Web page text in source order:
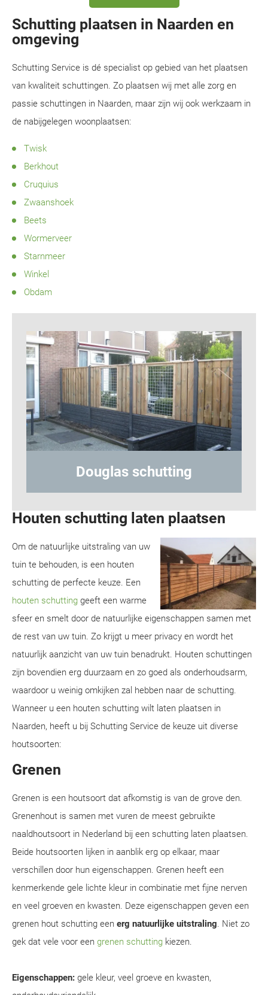
Schutting plaatsen in Naarden en
omgeving
Schutting Service is dé specialist op gebied van het plaatsen
van kwaliteit schuttingen. Zo plaatsen wij met alle zorg en
passie schuttingen in Naarden, maar zijn wij ook werkzaam in
de nabijgelegen woonplaatsen:
Twisk
Berkhout
Cruquius
Zwaanshoek
Beets
Wormerveer
Starnmeer
Winkel
Obdam
Hout-betonschutting
Houten schutting laten plaatsen
Om de natuurlijke uitstraling van uw
tuin te behouden, is een houten
schutting de perfecte keuze. Een
houten schutting geeft een warme
sfeer en smelt door de natuurlijke eigenschappen samen met
de rest van uw tuin. Zo krijgt u meer privacy en wordt het
natuurlijk aanzicht van uw tuin benadrukt. Houten schuttingen
zijn bovendien erg duurzaam en zo goed als onderhoudsarm,
waardoor u weinig omkijken zal hebben naar de schutting.
Wanneer u een houten schutting wilt laten plaatsen in
Naarden, heeft u bij Schutting Service de keuze uit diverse
houtsoorten:
Grenen
Grenen is een houtsoort dat afkomstig is van de grove den.
Grenenhout is samen met vuren de meest gebruikte
naaldhoutsoort in Nederland bij een schutting laten plaatsen.
Beide houtsoorten lijken in aanblik erg op elkaar, maar
verschillen door hun eigenschappen. Grenen heeft een
kenmerkende gele lichte kleur in combinatie met fijne nerven
en veel groeven en kwasten. Deze eigenschappen geven een
grenen hout schutting een erg natuurlijke uitstraling. Niet zo
gek dat vele voor een grenen schutting kiezen.
Eigenschappen: gele kleur, veel groeve en kwasten,